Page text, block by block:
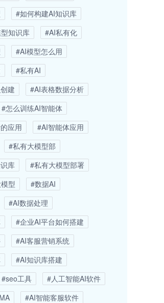
#如何构建AI知识库
知识库
#AI私有化
#AI模型怎么用
#私有AI
建
#AI表格数据分析
#怎么训练AI智能体
应用
#AI智能体应用
#私有大模型部
库
#私有大模型部署
型
#数据AI
#AI数据处理
#企业AI平台如何搭建
#AI客服营销系统
#AI知识库搭建
#seo工具
#人工智能AI软件
#AI智能客服软件